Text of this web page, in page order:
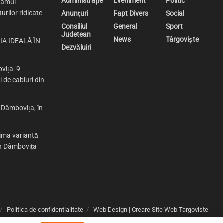
ridicate
IDEALĂ ÎN
9
de cabluri din
în
variantă
Dâmbovița
Anunțuri
Consiliul
Judetean
Dezvăluiri
Fapt Divers
General
News
Social
Sport
Târgoviște
Politica de confidentialitate Web Design | Creare Site Web Targoviste